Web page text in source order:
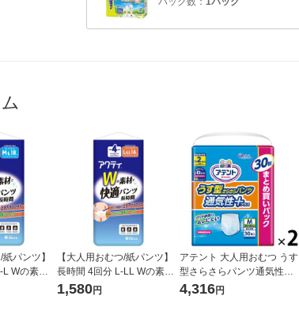
パンツ】
L Wの素材
ック(18枚
【大人用おむつ/紙パンツ】
長時間 4回分 L-LL Wの素材
で快適パンツ 1パック(16枚
1,580円
アテント 大人用おむつ うす
型さらさらパンツ通気性プ
ラス男女共用 大容量 2回 M-
4,316円